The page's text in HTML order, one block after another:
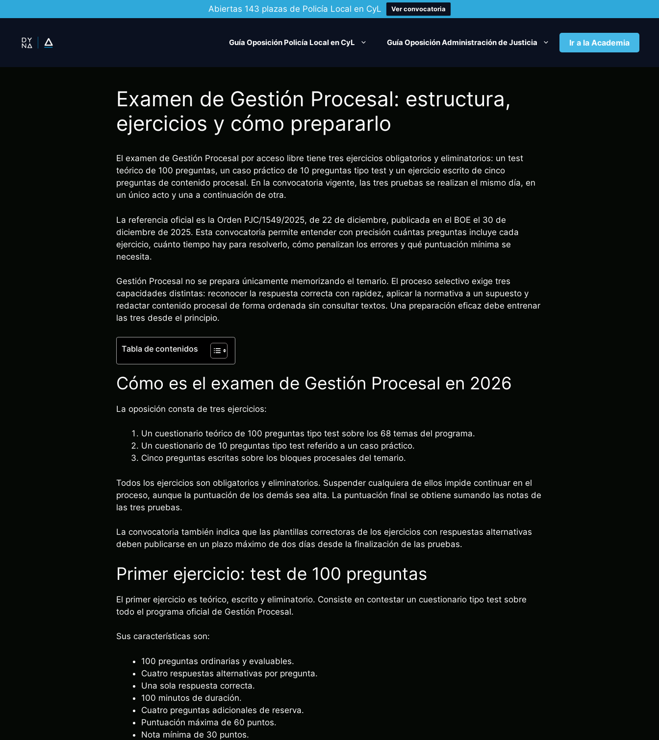
Abiertas 143 plazas de Policía Local en CyL Ver convocatoria
contenido
Guía Oposición Policía Local en CyL Guía Oposición Administración de Justicia Ir a la Academia
Examen de Gestión Procesal: estructura,
ejercicios y cómo prepararlo
El examen de Gestión Procesal por acceso libre tiene tres ejercicios obligatorios y eliminatorios: un test
teórico de 100 preguntas, un caso práctico de 10 preguntas tipo test y un ejercicio escrito de cinco
preguntas de contenido procesal. En la convocatoria vigente, las tres pruebas se realizan el mismo día, en
un único acto y una a continuación de otra.
La referencia oficial es la Orden PJC/1549/2025, de 22 de diciembre, publicada en el BOE el 30 de
diciembre de 2025. Esta convocatoria permite entender con precisión cuántas preguntas incluye cada
ejercicio, cuánto tiempo hay para resolverlo, cómo penalizan los errores y qué puntuación mínima se
necesita.
Gestión Procesal no se prepara únicamente memorizando el temario. El proceso selectivo exige tres
capacidades distintas: reconocer la respuesta correcta con rapidez, aplicar la normativa a un supuesto y
redactar contenido procesal de forma ordenada sin consultar textos. Una preparación eficaz debe entrenar
las tres desde el principio.
Tabla de contenidos
Cómo es el examen de Gestión Procesal en 2026
La oposición consta de tres ejercicios:
Un cuestionario teórico de 100 preguntas tipo test sobre los 68 temas del programa.
Un cuestionario de 10 preguntas tipo test referido a un caso práctico.
Cinco preguntas escritas sobre los bloques procesales del temario.
Todos los ejercicios son obligatorios y eliminatorios. Suspender cualquiera de ellos impide continuar en el
proceso, aunque la puntuación de los demás sea alta. La puntuación final se obtiene sumando las notas de
las tres pruebas.
La convocatoria también indica que las plantillas correctoras de los ejercicios con respuestas alternativas
deben publicarse en un plazo máximo de dos días desde la finalización de las pruebas.
Primer ejercicio: test de 100 preguntas
El primer ejercicio es teórico, escrito y eliminatorio. Consiste en contestar un cuestionario tipo test sobre
todo el programa oficial de Gestión Procesal.
Sus características son:
100 preguntas ordinarias y evaluables.
Cuatro respuestas alternativas por pregunta.
Una sola respuesta correcta.
100 minutos de duración.
Cuatro preguntas adicionales de reserva.
Puntuación máxima de 60 puntos.
Nota mínima de 30 puntos.